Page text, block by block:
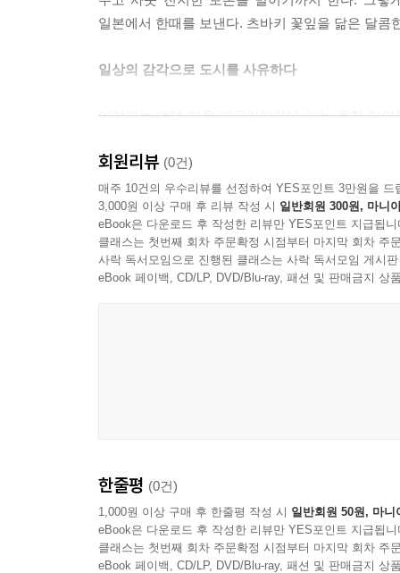
시 파티 뒤풀이 때, 호시노 상이 시도 쓰고 소설도
“시 쓸 때와 소설 쓸 때는 무엇이 다른가요?”
“시는 오른손으로 쓰고, 소설은 왼손으로 씁니다.”
귀여움 앞에서는 미묘하게 화가 난다. 정확히는,
보는 이의 마음은 아랑곳하지 않은 채 자기 멋대
---「펀펀(fun fun)한 언어 유희」 중에서
나는 평소 육식을 자주 하지 않는다. 싫지는 않지
키보드를 치다 보면 가끔 이응옹이 메시지를 남기
“ㅐ자;ㅣㅏㅋㅣㅏㅓ나헌;ㅣㅎ”
---「묘신기(猫神記) - 나의 늙은 고양이에게」 중에
일본에서 한때를 보낸다. 츠바키 꽃잎을 닮은 달콤
일상의 감각으로 도시를 사유하다
이야기는 언덕 마을 가구라자카에 있는 육첩 다
그곳에서 시인의 두 자아는 마음껏 부유한다.
저자는 스페이스 다다를 거점 삼아 이방인의 눈으
상태가 아닌 기본값인 사회의 분위기를 체감하고,
세우지 않은 채 방문한 도쿄국립신미술관에서 우
자신을 놓아둘 때도 있다. 일상 속 자유로운 리듬
방식에 관해 고민하기도 한다. 이렇듯 저자는 사
보탠다. 이를 통해 전에 보지 못했던 새로운 풍경
고양이 금단 현상은 언제부터 시작되지?
회원리뷰 (0건)
매주 10건의 우수리뷰를 선정하여 YES포인트 3만원을 드
3,000원 이상 구매 후 리뷰 작성 시 일반회원 300원, 마니
eBook은 다운로드 후 작성한 리뷰만 YES포인트 지급됩니
클래스는 첫번째 회차 주문확정 시점부터 마지막 회차 주
사락 독서모임으로 진행된 클래스는 사락 독서모임 게시
eBook 페이백, CD/LP, DVD/Blu-ray, 패션 및 판매금지 상
한줄평 (0건)
1,000원 이상 구매 후 한줄평 작성 시 일반회원 50원, 마니
eBook은 다운로드 후 작성한 리뷰만 YES포인트 지급됩니
클래스는 첫번째 회차 주문확정 시점부터 마지막 회차 주
eBook 페이백, CD/LP, DVD/Blu-ray, 패션 및 판매금지 상